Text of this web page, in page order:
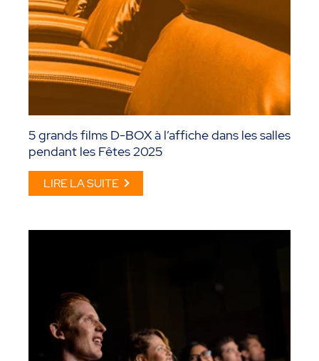
5 grands films D-BOX à l’affiche dans les salles
pendant les Fêtes 2025
LIRE LA SUITE